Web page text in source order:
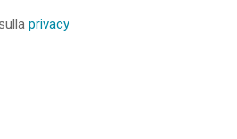
privacy